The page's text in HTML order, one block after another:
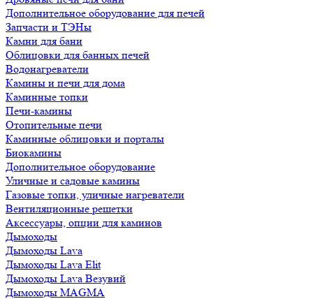
Дополнительное оборудование для печей
Запчасти и ТЭНы
Камни для бани
Облицовки для банных печей
Водонагреватели
Камины и печи для дома
Каминные топки
Печи-камины
Отопительные печи
Каминные облицовки и порталы
Биокамины
Дополнительное оборудование
Уличные и садовые камины
Газовые топки, уличные нагреватели
Вентиляционные решетки
Аксессуары, опции для каминов
Дымоходы
Дымоходы Lava
Дымоходы Lava Elit
Дымоходы Lava Везувий
Дымоходы MAGMA